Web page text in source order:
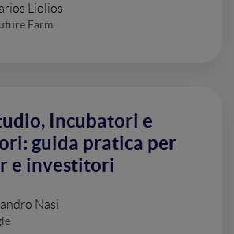
Liolios
Farm
Incubatori e
guida pratica per
e investitori
Nasi